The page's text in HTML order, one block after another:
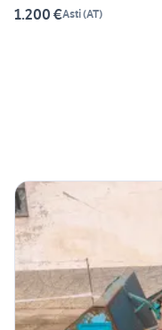
1.200 €Asti(AT)